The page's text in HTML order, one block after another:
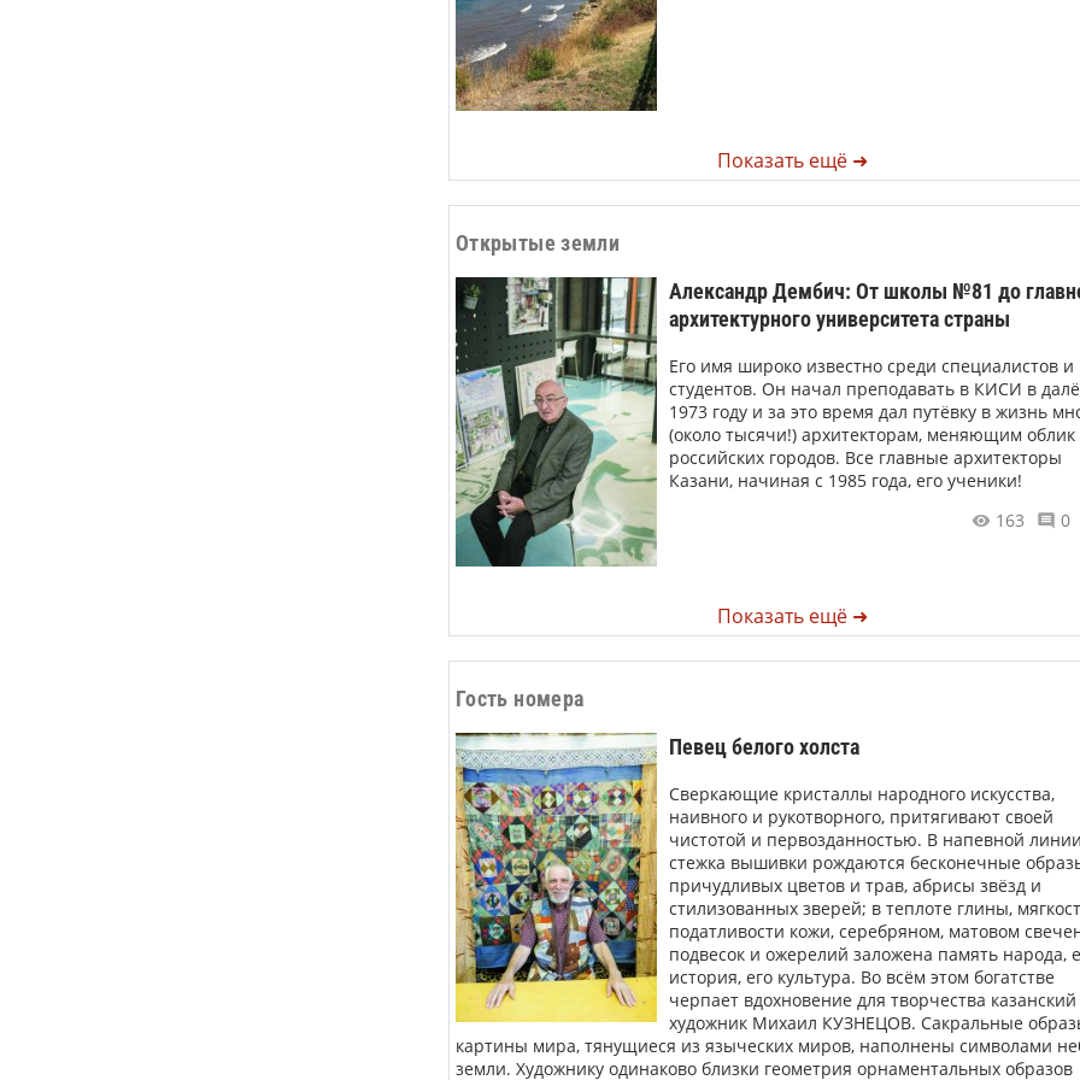
Показать ещё ➜
Открытые земли
Александр Дембич: От школы №81 до
архитектурного университета страны
Его имя широко известно среди специалистов и
студентов. Он начал преподавать в КИСИ в
1973 году и за это время дал путёвку в жизнь
(около тысячи!) архитекторам, меняющим облик
российских городов. Все главные архитекторы
Казани, начиная с 1985 года, его ученики!
163
0
Показать ещё ➜
Гость номера
Певец белого холста
Сверкающие кристаллы народного искусства,
наивного и рукотворного, притягивают своей
чистотой и первозданностью. В напевной линии
стежка вышивки рождаются бесконечные
причудливых цветов и трав, абрисы звёзд и
стилизованных зверей; в теплоте глины,
податливости кожи, серебряном, матовом
подвесок и ожерелий заложена память народа,
история, его культура. Во всём этом богатстве
черпает вдохновение для творчества казанский
художник Михаил КУЗНЕЦОВ. Сакральные
картины мира, тянущиеся из языческих миров, наполнены символами
земли. Художнику одинаково близки геометрия орнаментальных образов